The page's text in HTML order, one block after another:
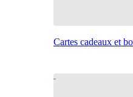
Cartes cadeaux et